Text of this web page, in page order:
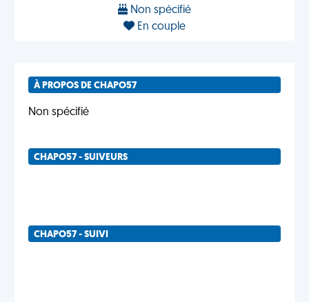
Non spécifié
En couple
À PROPOS DE CHAPO57
Non spécifié
CHAPO57 - SUIVEURS
CHAPO57 - SUIVI